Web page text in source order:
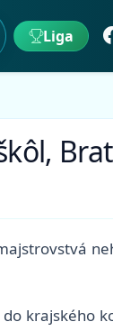
Liga
krajského